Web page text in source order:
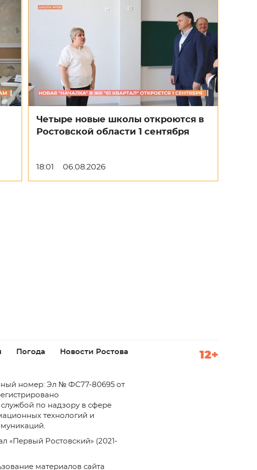
Четыре новые школы откроются в
Ростовской области 1 сентября
18:01 06.08.2026
Погода Новости Ростова 12+
номер: Эл № ФС77-80695 от
по надзору в сфере
технологий и
«Первый Ростовский» (2021-
материалов сайта